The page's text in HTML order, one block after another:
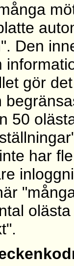
Den
gör
50
har